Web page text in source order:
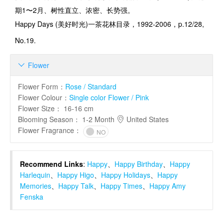
期1 〜2月、树性直立、浓密、长势强。
Happy Days (美好时光)一茶花林目录 ，1992-2006，p.12/28,
No.19.
Flower

Flower Form ： Rose / Standard
Flower Colour ： Single color Flower / Pink
Flower Size ： 16-16 cm
Blooming Season ： 1-2 Month
United States
Flower Fragrance ： NO
Recommend Links: Happy Happy Birthday
Happy
Harlequin
Happy Higo Happy Holidays
Happy
Memories
Happy Talk Happy Times
Happy Amy
Fenska